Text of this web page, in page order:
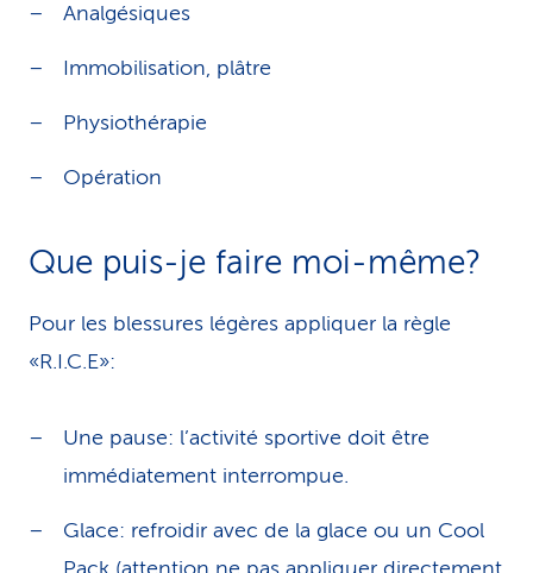
Analgésiques
Immobilisation, plâtre
Physiothérapie
Opération
Que puis-je faire moi-même?
Pour les blessures légères appliquer la règle
«R.I.C.E»:
Une pause: l’activité sportive doit être
immédiatement interrompue.
Glace: refroidir avec de la glace ou un Cool
Pack (attention ne pas appliquer directement